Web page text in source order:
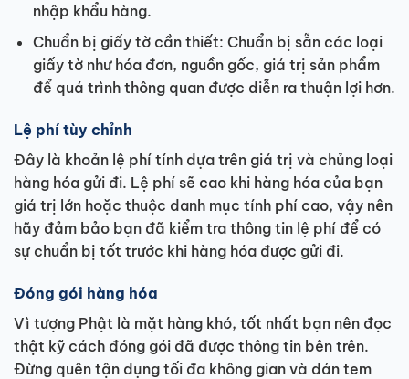
nhập khẩu hàng.
Chuẩn bị giấy tờ cần thiết: Chuẩn bị sẵn các loại
giấy tờ như hóa đơn, nguồn gốc, giá trị sản phẩm
để quá trình thông quan được diễn ra thuận lợi hơn.
Lệ phí tùy chỉnh
Đây là khoản lệ phí tính dựa trên giá trị và chủng loại
hàng hóa gửi đi. Lệ phí sẽ cao khi hàng hóa của bạn
giá trị lớn hoặc thuộc danh mục tính phí cao, vậy nên
hãy đảm bảo bạn đã kiểm tra thông tin lệ phí để có
sự chuẩn bị tốt trước khi hàng hóa được gửi đi.
Đóng gói hàng hóa
Vì tượng Phật là mặt hàng khó, tốt nhất bạn nên đọc
thật kỹ cách đóng gói đã được thông tin bên trên.
Đừng quên tận dụng tối đa không gian và dán tem